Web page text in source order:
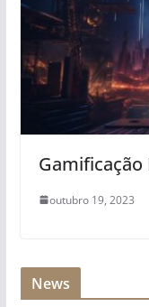
Gamificação
outubro 19, 2023
News